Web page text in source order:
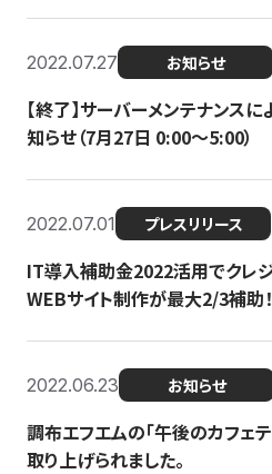
2022.07.27 お知らせ
【終了】サーバーメンテナンス
知らせ（7月27日 0:00〜5:00）
2022.07.01 プレスリリース
IT導入補助金2022活用でクレ
WEBサイト制作が最大2/3補助！
2022.06.23 お知らせ
調布エフエムの「午後のカフェ
取り上げられました。